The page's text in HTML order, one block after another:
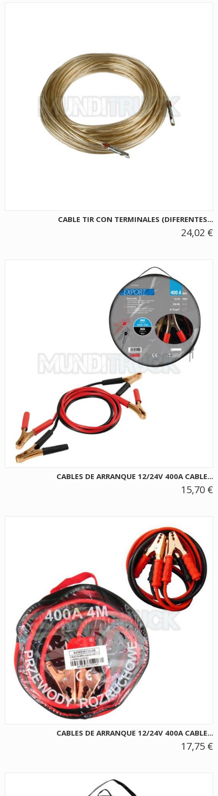
CABLE TIR CON TERMINALES (DIFERENTES...
24,02 €
CABLES DE ARRANQUE 12/24V 400A CABLE...
15,70 €
CABLES DE ARRANQUE 12/24V 400A CABLE...
17,75 €